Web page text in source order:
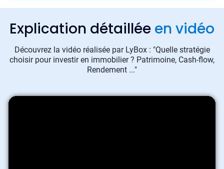
Explication détaillée en vidéo
Découvrez la vidéo réalisée par LyBox : "Quelle stratégie
choisir pour investir en immobilier ? Patrimoine, Cash-flow,
Rendement ..."